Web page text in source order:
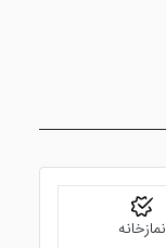
نمازخانه